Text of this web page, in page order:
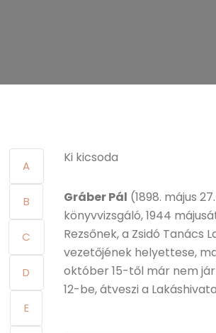
A
B
C
D
E
Ki kicsoda
Gráber Pál (1898. május
könyvvizsgáló, 1944
Rezsőnek, a Zsidó Tanács
vezetőjének helyettese,
október 15-től már nem
12-be, átveszi a